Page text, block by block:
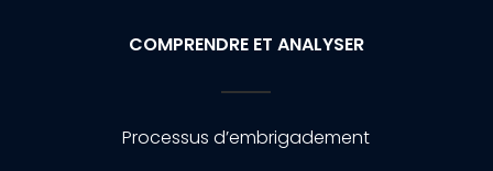
COMPRENDRE ET ANALYSER
Processus d’embrigadement